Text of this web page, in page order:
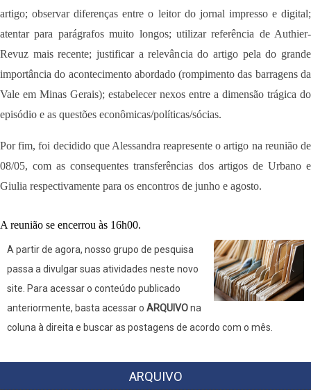
artigo; observar diferenças entre o leitor do jornal impresso e digital;
atentar para parágrafos muito longos; utilizar referência de Authier-
Revuz mais recente; justificar a relevância do artigo pela do grande
importância do acontecimento abordado (rompimento das barragens da
Vale em Minas Gerais); estabelecer nexos entre a dimensão trágica do
episódio e as questões econômicas/políticas/sócias.
Por fim, foi decidido que Alessandra reapresente o artigo na reunião de
08/05, com as consequentes transferências dos artigos de Urbano e
Giulia respectivamente para os encontros de junho e agosto.
A reunião se encerrou às 16h00.
A partir de agora, nosso grupo de pesquisa
passa a divulgar suas atividades neste novo
site. Para acessar o conteúdo publicado
anteriormente, basta acessar o ARQUIVOna
coluna à direita e buscar as postagens de acordo com o mês.
ARQUIVO